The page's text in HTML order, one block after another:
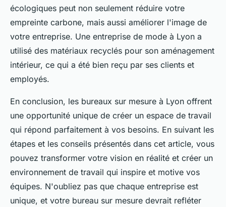
écologiques peut non seulement réduire votre
empreinte carbone, mais aussi améliorer l'image de
votre entreprise. Une entreprise de mode à Lyon a
utilisé des matériaux recyclés pour son aménagement
intérieur, ce qui a été bien reçu par ses clients et
employés.
En conclusion, les bureaux sur mesure à Lyon offrent
une opportunité unique de créer un espace de travail
qui répond parfaitement à vos besoins. En suivant les
étapes et les conseils présentés dans cet article, vous
pouvez transformer votre vision en réalité et créer un
environnement de travail qui inspire et motive vos
équipes. N'oubliez pas que chaque entreprise est
unique, et votre bureau sur mesure devrait refléter